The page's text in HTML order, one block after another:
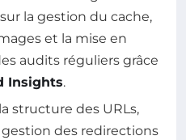
la gestion du cache,
et la mise en
audits réguliers grâce
Insights.
structure des URLs,
des redirections